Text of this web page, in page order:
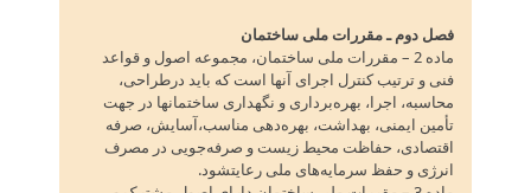
فصل دوم ـ مقررات ملی ساختمان
ماده 2 – مقررات ملی ساختمان‌، مجموعه اصول و قواعد
فنی و ترتیب کنترل اجرای آنها است که باید درطراحی‌،
محاسبه‌، اجرا، بهره‌برداری و نگهداری ساختمانها در جهت
تأمین ایمنی‌، بهداشت‌، بهره‌دهی مناسب‌،آسایش‌، صرفه
اقتصادی‌، حفاظت محیط زیست و صرفه‌جویی در مصرف
انرژی و حفظ سرمایه‌های ملی رعایتشود.